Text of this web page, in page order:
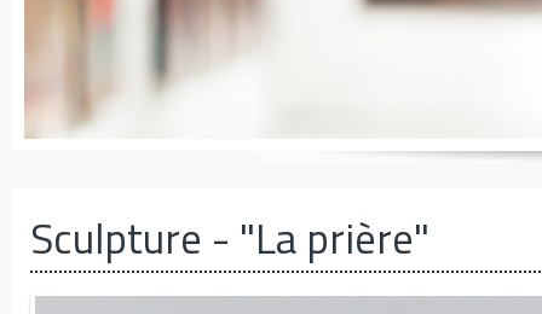
Sculpture - "La prière"